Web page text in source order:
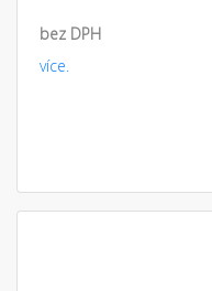
bez DPH
více.